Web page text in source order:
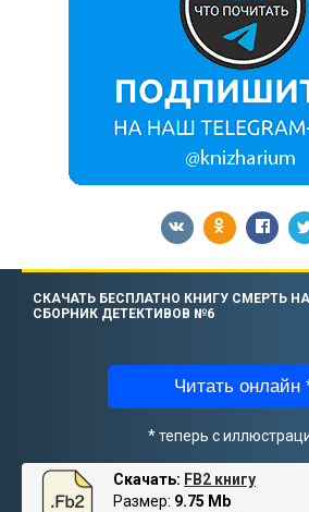
СКАЧАТЬ БЕСПЛАТНО КНИГУ СМЕРТЬ
СБОРНИК ДЕТЕКТИВОВ №6
Читать онлайн
* теперь с
Скачать: FB2 книгу
Размер: 9.75 Mb